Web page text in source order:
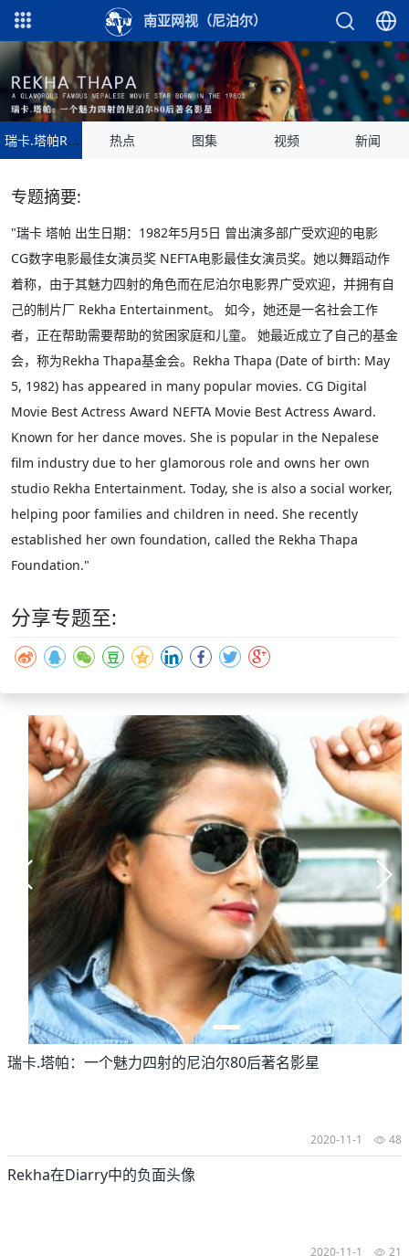
南亚网视（尼泊尔）
瑞卡.塔帕Rekha Thapa专题 热点 图集 视频 新闻
专题摘要:
"瑞卡 塔帕 出生日期：1982年5月5日 曾出演多部广受欢迎的电影
CG数字电影最佳女演员奖 NEFTA电影最佳女演员奖。她以舞蹈动作
着称，由于其魅力四射的角色而在尼泊尔电影界广受欢迎，并拥有自
己的制片厂 Rekha Entertainment。 如今，她还是一名社会工作
者，正在帮助需要帮助的贫困家庭和儿童。 她最近成立了自己的基金
会，称为Rekha Thapa基金会。Rekha Thapa (Date of birth: May
5, 1982) has appeared in many popular movies. CG Digital
Movie Best Actress Award NEFTA Movie Best Actress Award.
Known for her dance moves. She is popular in the Nepalese
film industry due to her glamorous role and owns her own
studio Rekha Entertainment. Today, she is also a social worker,
helping poor families and children in need. She recently
established her own foundation, called the Rekha Thapa
Foundation."
分享专题至:
瑞卡.塔帕：一个魅力四射的尼泊尔80后著名影星
2020-11-1 48
Rekha在Diarry中的负面头像
2020-11-1 21